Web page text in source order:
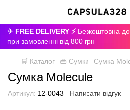
✈ FREE DELIVERY ⚡ Безкоштовна
при замовленні від 800 грн
🛒 Каталог 👜 Сумки Сумка
Сумка Molecule
Артикул: 12-0043 Написати відгук